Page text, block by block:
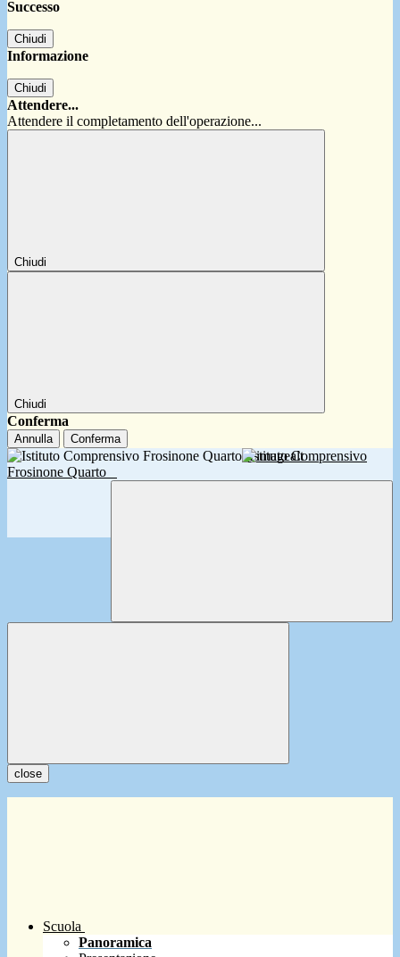
Successo
Chiudi
Informazione
Chiudi
Attendere...
Attendere il completamento dell'operazione...
Chiudi
Chiudi
Conferma
Annulla Conferma
Istituto Comprensivo
Frosinone Quarto
close
Scuola
Panoramica